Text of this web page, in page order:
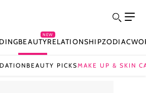
BEAUTY
NEW
RELATIONSHIPZODIAC
BEAUTY PICKSMAKE UP & SKIN